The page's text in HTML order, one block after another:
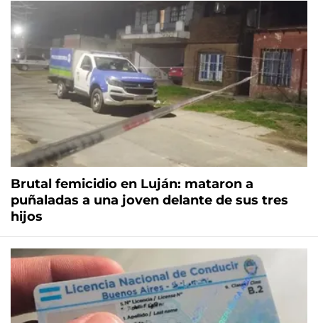
Brutal femicidio en Luján: mataron a
puñaladas a una joven delante de sus tres
hijos